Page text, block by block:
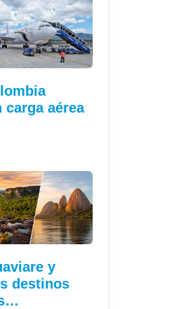
carga aérea
y
destinos